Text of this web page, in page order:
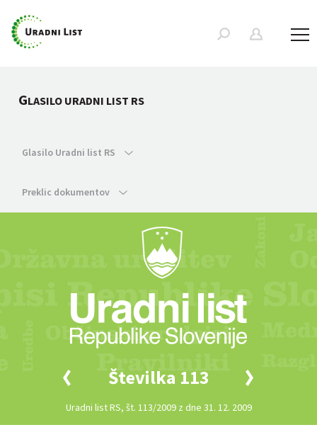
GLASILO URADNI LIST RS
Glasilo Uradni list RS
Preklic dokumentov
Številka 113
Uradni list RS, št. 113/2009 z dne 31. 12. 2009